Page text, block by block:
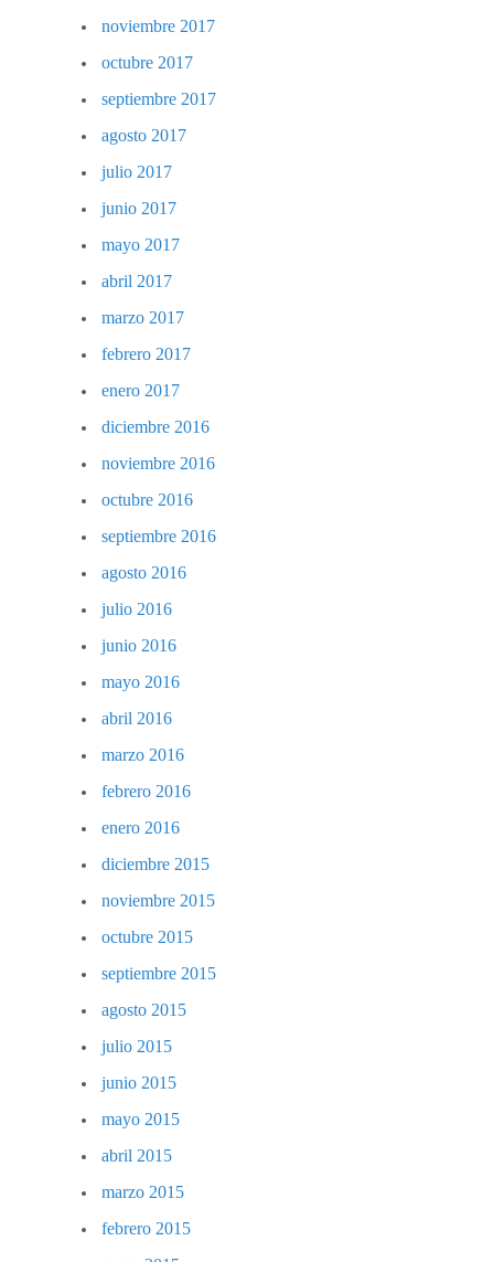
noviembre 2017
octubre 2017
septiembre 2017
agosto 2017
julio 2017
junio 2017
mayo 2017
abril 2017
marzo 2017
febrero 2017
enero 2017
diciembre 2016
noviembre 2016
octubre 2016
septiembre 2016
agosto 2016
julio 2016
junio 2016
mayo 2016
abril 2016
marzo 2016
febrero 2016
enero 2016
diciembre 2015
noviembre 2015
octubre 2015
septiembre 2015
agosto 2015
julio 2015
junio 2015
mayo 2015
abril 2015
marzo 2015
febrero 2015